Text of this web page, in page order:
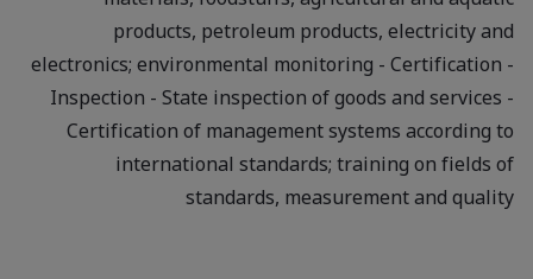
products, petroleum products, electricity and
electronics; environmental monitoring - Certification -
Inspection - State inspection of goods and services -
Certification of management systems according to
international standards; training on fields of
standards, measurement and quality